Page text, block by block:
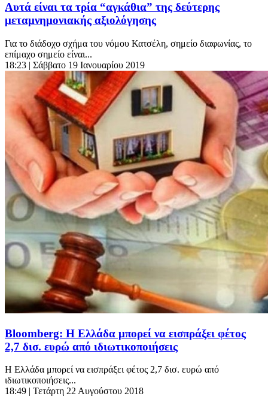
Αυτά είναι τα τρία “αγκάθια” της δεύτερης
μεταμνημονιακής αξιολόγησης
Για το διάδοχο σχήμα του νόμου Κατσέλη, σημείο διαφωνίας, το
επίμαχο σημείο είναι...
18:23 | Σάββατο 19 Ιανουαρίου 2019
Bloomberg: Η Ελλάδα μπορεί να εισπράξει φέτος
2,7 δισ. ευρώ από ιδιωτικοποιήσεις
Η Ελλάδα μπορεί να εισπράξει φέτος 2,7 δισ. ευρώ από
ιδιωτικοποιήσεις...
18:49 | Τετάρτη 22 Αυγούστου 2018